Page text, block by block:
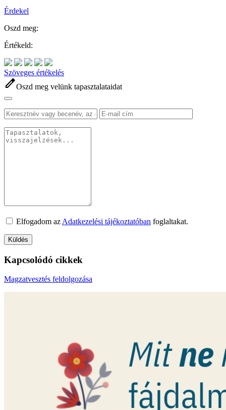
Érdekel
Oszd meg:
Értékeld:
Szöveges értékelés
editOszd meg velünk tapasztalataidat
Elfogadom az Adatkezelési tájékoztatóban foglaltakat.
Kapcsolódó cikkek
Magzatvesztés feldolgozása